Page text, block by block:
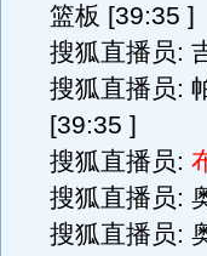
篮板 [39:35 ]
搜狐直播员:
搜狐直播员:
[39:35 ]
搜狐直播员:
搜狐直播员:
搜狐直播员: